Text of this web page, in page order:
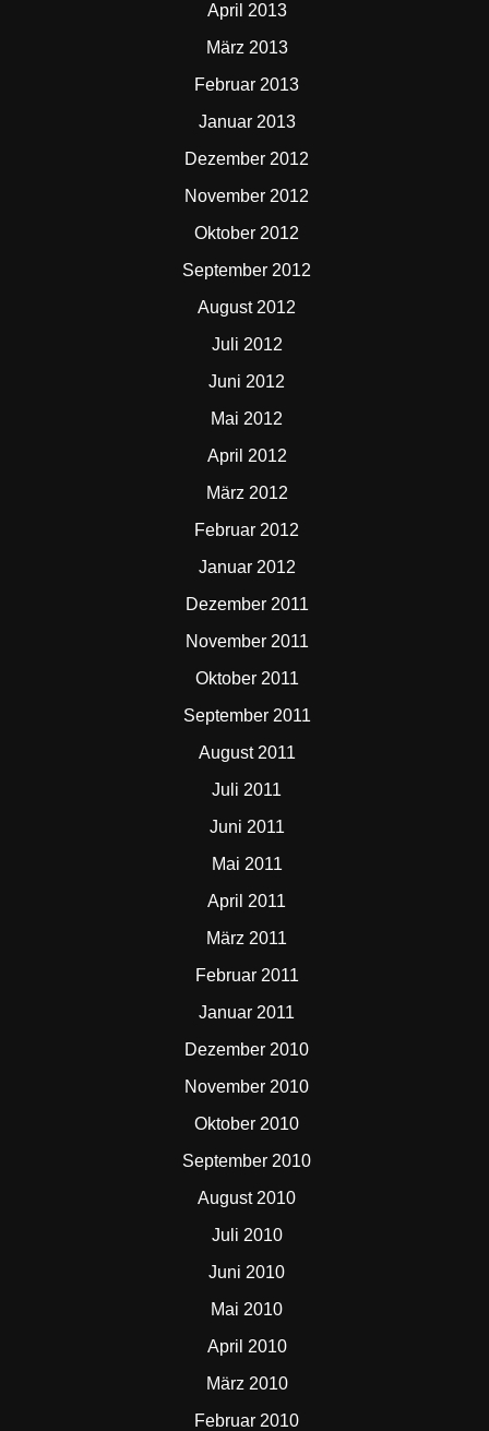
April 2013
März 2013
Februar 2013
Januar 2013
Dezember 2012
November 2012
Oktober 2012
September 2012
August 2012
Juli 2012
Juni 2012
Mai 2012
April 2012
März 2012
Februar 2012
Januar 2012
Dezember 2011
November 2011
Oktober 2011
September 2011
August 2011
Juli 2011
Juni 2011
Mai 2011
April 2011
März 2011
Februar 2011
Januar 2011
Dezember 2010
November 2010
Oktober 2010
September 2010
August 2010
Juli 2010
Juni 2010
Mai 2010
April 2010
März 2010
Februar 2010